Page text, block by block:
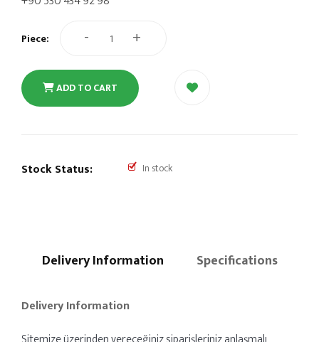
Piece: - +
ADD TO CART
Stock Status: In stock
Delivery Information Specifications
Delivery Information